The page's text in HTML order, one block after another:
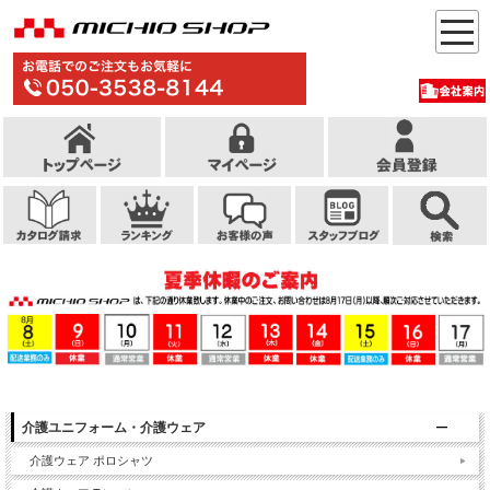
介護ユニフォーム・介護ウェア
介護ウェア ポロシャツ